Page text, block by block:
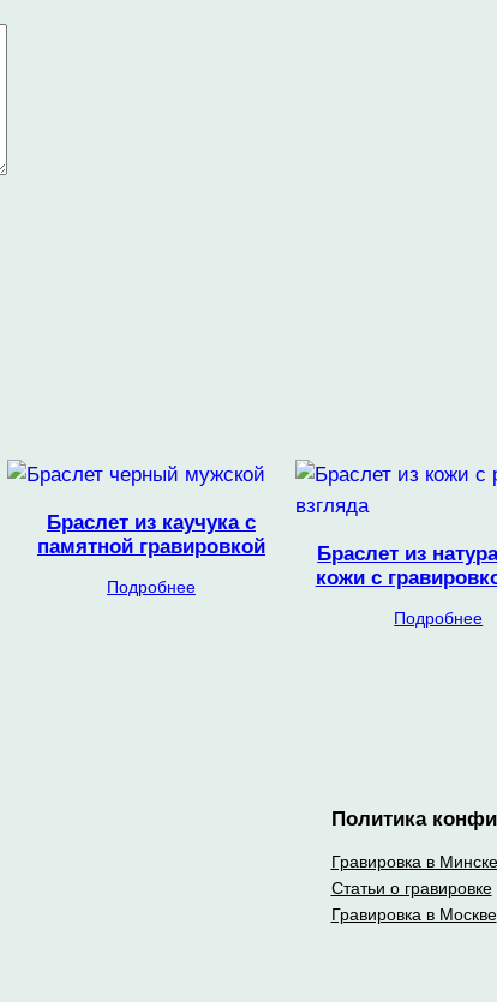
Браслет из каучука с
памятной гравировкой
Подробнее
Браслет из
кожи с
Подробнее
Политика
Гравировка в Минске
Статьи о гравировке
Гравировка в Москве